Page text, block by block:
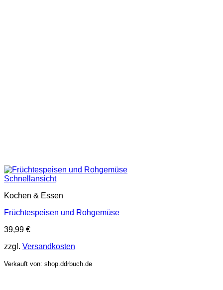
Schnellansicht
Kochen & Essen
Früchtespeisen und Rohgemüse
39,99 €
zzgl. Versandkosten
Verkauft von: shop.ddrbuch.de